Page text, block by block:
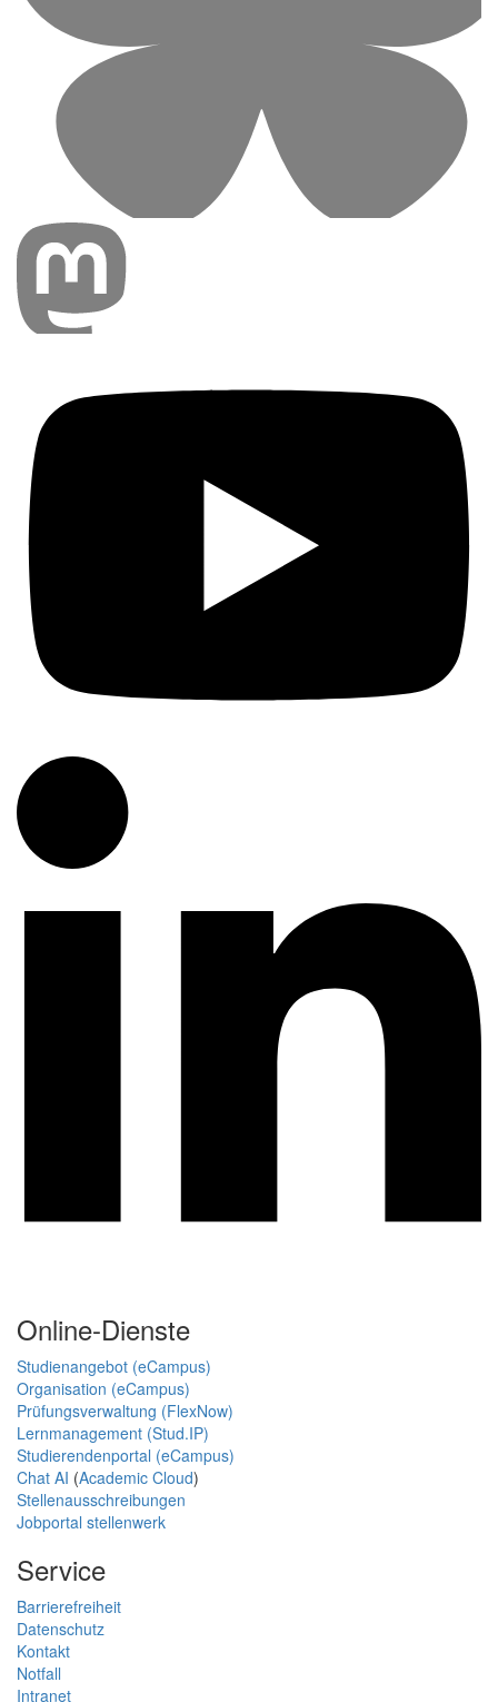
Online-Dienste
Studienangebot (eCampus)
Organisation (eCampus)
Prüfungsverwaltung (FlexNow)
Lernmanagement (Stud.IP)
Studierendenportal (eCampus)
Chat AI (Academic Cloud)
Stellenausschreibungen
Jobportal stellenwerk
Service
Barrierefreiheit
Datenschutz
Kontakt
Notfall
Intranet